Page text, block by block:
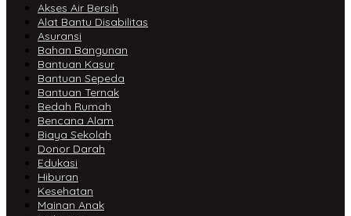
Akses Air Bersih
Alat Bantu Disabilitas
Asuransi
Bahan Bangunan
Bantuan Kasur
Bantuan Sepeda
Bantuan Ternak
Bedah Rumah
Bencana Alam
Biaya Sekolah
Donor Darah
Edukasi
Hiburan
Kesehatan
Mainan Anak